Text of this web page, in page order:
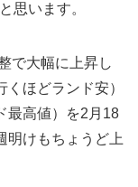
思います。
で大幅に上昇し
ほどランド安）
最高値）を2月18
明けもちょうど上